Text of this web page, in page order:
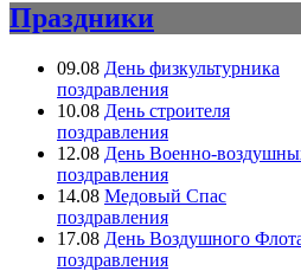
Праздники
09.08 День физкультурника
поздравления
10.08 День строителя
поздравления
12.08 День Военно-
поздравления
14.08 Медовый Спас
поздравления
17.08 День Воздушного
поздравления